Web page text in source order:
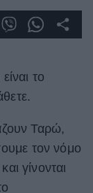
το
Ταρώ,
τον νόμο
γίνονται